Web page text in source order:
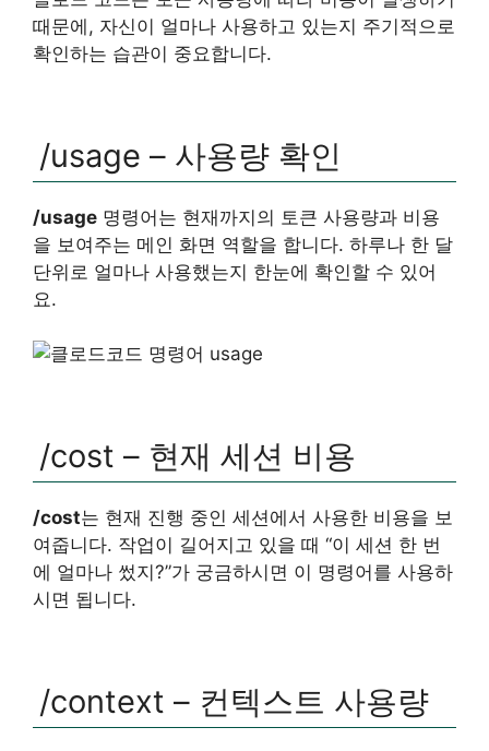
때문에, 자신이 얼마나 사용하고 있는지 주기적으로
확인하는 습관이 중요합니다.
/usage – 사용량 확인
/usage 명령어는 현재까지의 토큰 사용량과 비용
을 보여주는 메인 화면 역할을 합니다. 하루나 한 달
단위로 얼마나 사용했는지 한눈에 확인할 수 있어
요.
/cost – 현재 세션 비용
/cost는 현재 진행 중인 세션에서 사용한 비용을 보
여줍니다. 작업이 길어지고 있을 때 “이 세션 한 번
에 얼마나 썼지?”가 궁금하시면 이 명령어를 사용하
시면 됩니다.
/context – 컨텍스트 사용량